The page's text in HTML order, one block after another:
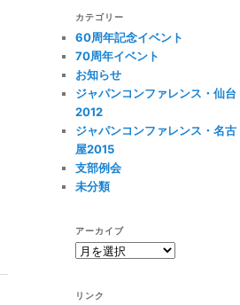
カテゴリー
60周年記念イベント
70周年イベント
お知らせ
ジャパンコンファレンス・仙台
2012
ジャパンコンファレンス・名古
屋2015
支部例会
未分類
アーカイブ
ア
イ
リンク